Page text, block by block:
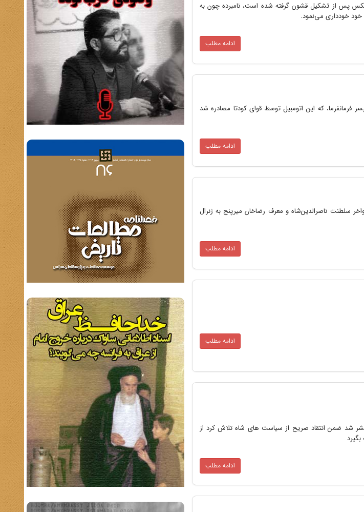
1307 ش) از یاران رضاخان این عکس پس از تشکیل قشون گرفته شده است، نامبرده چون به
خودداری می‌نمود.
ادامه مطلب
فرمانفرما، که این اتومبیل توسط قوای کودتا مصادره شد
ادامه مطلب
سلطنت ناصرالدین‌شاه و معرف رضاخان میرپنج به ژنرال
ادامه مطلب
ادامه مطلب
شد ضمن انتقاد صریح از سیاست های شاه تلاش کرد از
ادامه مطلب